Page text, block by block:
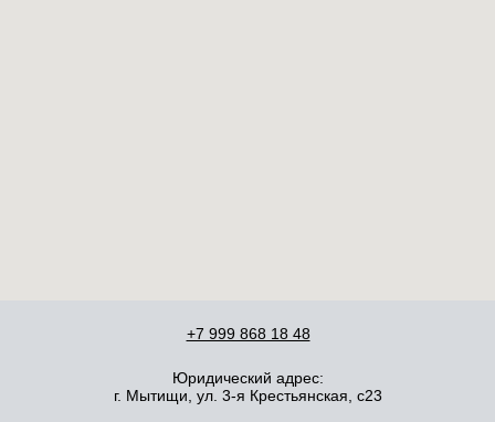
Юридический адрес:
г. Мытищи, ул. 3-я Крестьянская, с23
+7 999 868 18 48